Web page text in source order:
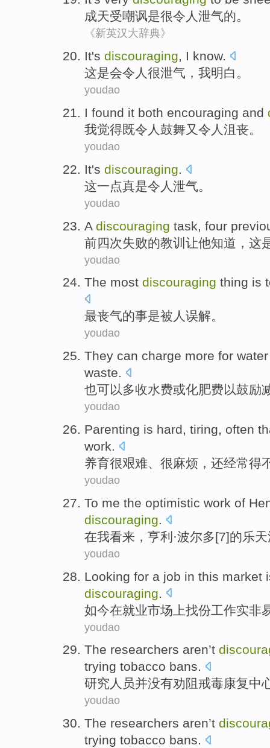
成天受嘲讽是很令人泄气的。
《新英汉大辞典》
It's discouraging, I know.
这是会令人很泄气 ， 我明白 。
youdao
I found it both encouraging and
我觉得既令人鼓舞又 令人沮丧。
youdao
It's discouraging.
这一点真是令人泄气。
youdao
A discouraging task four
前四次失败的教训 让他知道，这
youdao
The most discouraging thing is
最丧气的事是被 人误解。
youdao
They can charge more for water
waste.
也可以多收水费或化肥费以鼓励
youdao
Parenting is hard, tiring, often
work.
养育很艰难、很麻烦 ，还经常得
youdao
To me the optimistic work of
discouraging.
在我看来 ， 亨利 ·波尔多[7]的乐
youdao
Looking for a job in this market
discouraging
如今在就业市场上找份工作实非
youdao
The researchers aren’t
trying tobacco bans.
研究 人员并没有劝阻 戒毒康复中
youdao
The researchers aren’t
trying tobacco bans.